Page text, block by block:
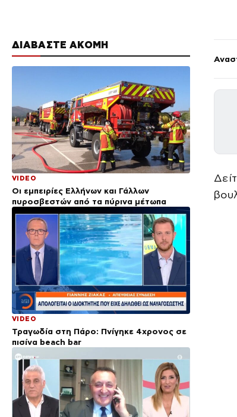
ΔΙΑΒΑΣΤΕ ΑΚΟΜΗ
VIDEO
Οι εμπειρίες Ελλήνων και Γάλλων
πυροσβεστών από τα πύρινα μέτωπα
VIDEO
Τραγωδία στη Πάρο: Πνίγηκε 4χρονος σε
πισίνα beach bar